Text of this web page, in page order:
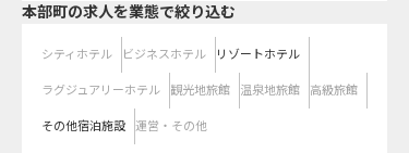
本部町の求人を業態で絞り込む
シティホテル ビジネスホテル リゾートホテル
ラグジュアリーホテル 観光地旅館 温泉地旅館 高級旅館
その他宿泊施設 運営・その他